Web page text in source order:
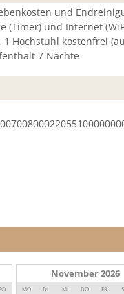
und
(Timer) und Internet
1 Hochstuhl kostenfrei
7 Nächte
November2026
MO DI MI DO FR